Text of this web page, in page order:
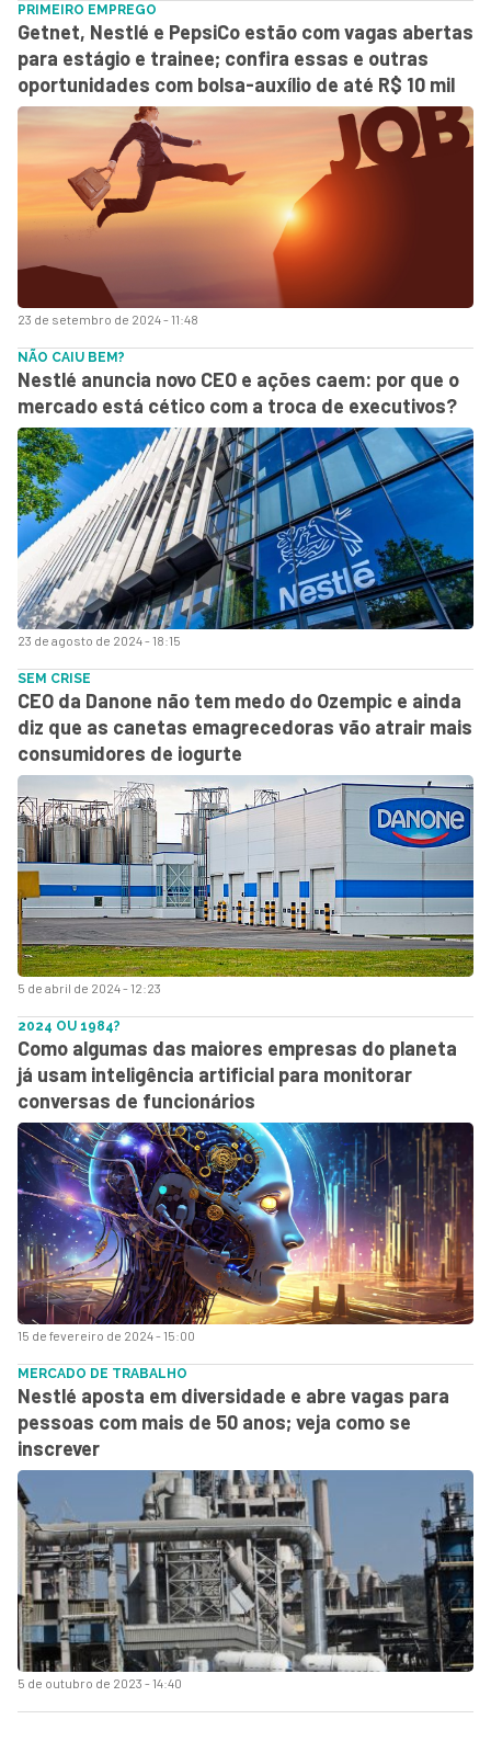
23 de setembro de 2024 - 11:48
PRIMEIRO EMPREGO
Getnet, Nestlé e PepsiCo estão com vagas abertas
para estágio e trainee; confira essas e outras
oportunidades com bolsa-auxílio de até R$ 10 mil
23 de agosto de 2024 - 18:15
NÃO CAIU BEM?
Nestlé anuncia novo CEO e ações caem: por que o
mercado está cético com a troca de executivos?
5 de abril de 2024 - 12:23
SEM CRISE
CEO da Danone não tem medo do Ozempic e ainda
diz que as canetas emagrecedoras vão atrair mais
consumidores de iogurte
15 de fevereiro de 2024 - 15:00
2024 OU 1984?
Como algumas das maiores empresas do planeta
já usam inteligência artificial para monitorar
conversas de funcionários
5 de outubro de 2023 - 14:40
MERCADO DE TRABALHO
Nestlé aposta em diversidade e abre vagas para
pessoas com mais de 50 anos; veja como se
inscrever